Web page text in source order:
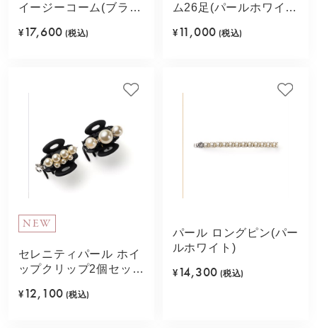
イージーコーム(ブラッ
¥ 17,600 (税込)
ム26足(パールホワイ
¥ 11,000 (税込)
NEW
セレニティパール ホイ
ップクリップ2個セット
¥ 12,100 (税込)
パール ロングピン(パー
ルホワイト)
¥ 14,300 (税込)